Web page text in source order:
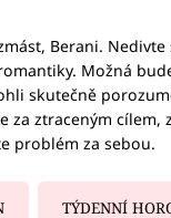
Berani. Nedivte
Možná
skutečně
za ztraceným cílem,
problém za sebou.
TÝDENNÍ